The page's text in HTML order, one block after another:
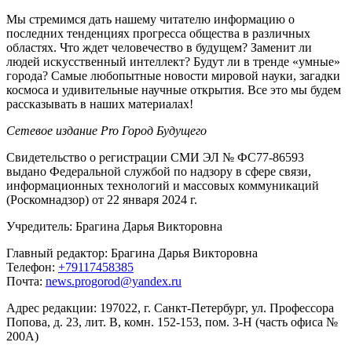
Мы стремимся дать нашему читателю информацию о
последних тенденциях прогресса общества в различных
областях. Что ждет человечество в будущем? Заменит ли
людей искусственный интеллект? Будут ли в тренде «умные»
города? Самые любопытные новости мировой науки, загадки
космоса и удивительные научные открытия. Все это мы будем
рассказывать в наших материалах!
Сетевое издание Pro Город Будущего
Свидетельство о регистрации СМИ ЭЛ № ФС77-86593
выдано Федеральной службой по надзору в сфере связи,
информационных технологий и массовых коммуникаций
(Роскомнадзор) от 22 января 2024 г.
Учредитель: Брагина Дарья Викторовна
Главный редактор: Брагина Дарья Викторовна
Телефон: +79117458385
Почта: news.progorod@yandex.ru
Адрес редакции: 197022, г. Санкт-Петербург, ул. Профессора
Попова, д. 23, лит. В, комн. 152-153, пом. 3-Н (часть офиса №
200А)